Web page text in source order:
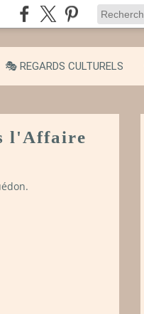
🎭 REGARDS CULTURELS
l'Affaire